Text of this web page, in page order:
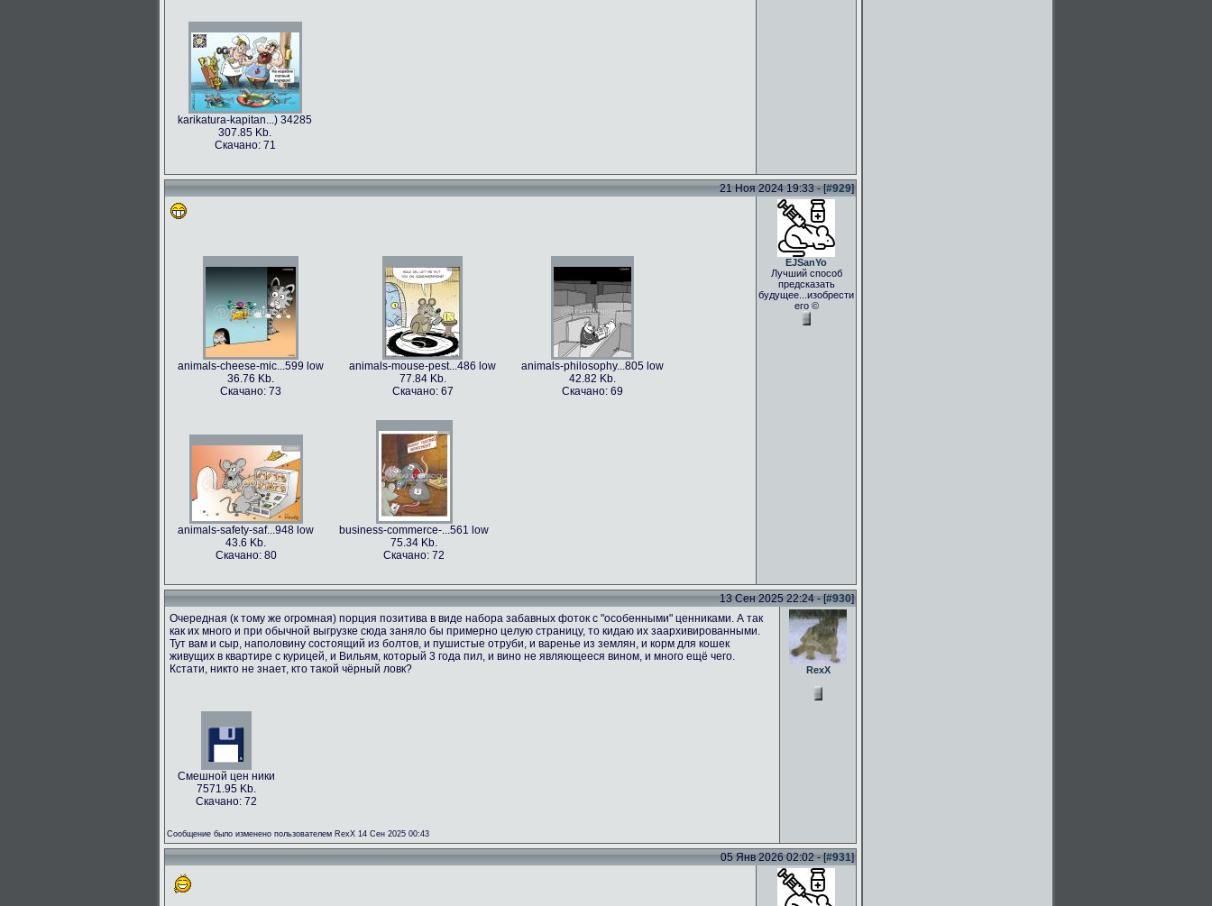
karikatura-kapitan...) 34285
307.85 Kb.
Скачано: 71
21 Ноя 2024 19:33 - [#929]
animals-cheese-mic...599 low
36.76 Kb.
Скачано: 73
animals-mouse-pest...486 low
77.84 Kb.
Скачано: 67
animals-philosophy...805 low
42.82 Kb.
Скачано: 69
animals-safety-saf...948 low
43.6 Kb.
Скачано: 80
business-commerce-...561 low
75.34 Kb.
Скачано: 72
EJSanYo
Лучший способ
предсказать
будущее...изобрести
его ©
13 Сен 2025 22:24 - [#930]
Очередная (к тому же огромная) порция позитива в виде набора забавных фоток с "особенными" ценниками. А так
как их много и при обычной выгрузке сюда заняло бы примерно целую страницу, то кидаю их заархивированными.
Тут вам и сыр, наполовину состоящий из болтов, и пушистые отруби, и варенье из землян, и корм для кошек
живущих в квартире с курицей, и Вильям, который 3 года пил, и вино не являющееся вином, и много ещё чего.
Кстати, никто не знает, кто такой чёрный ловк?
Смешной цен ники
7571.95 Kb.
Скачано: 72
Сообщение было изменено пользователем RexX 14 Сен 2025 00:43
RexX
05 Янв 2026 02:02 - [#931]